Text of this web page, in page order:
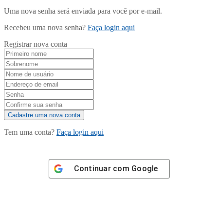
Uma nova senha será enviada para você por e-mail.
Recebeu uma nova senha? Faça login aqui
Registrar nova conta
Tem uma conta? Faça login aqui
Continuar com Google